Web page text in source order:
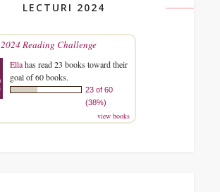
LECTURI 2024
2024 Reading Challenge
Ellahas read 23 books toward their
goal of 60 books.
23 of 60
(38%)
view books